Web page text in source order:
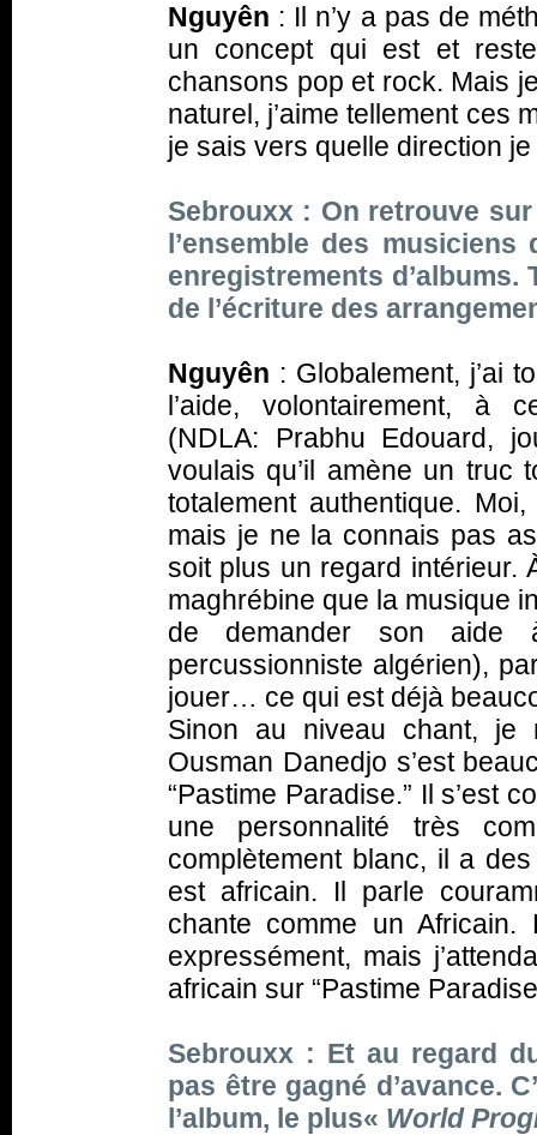
Nguyên : Il n’y a pas de
un concept qui est et
chansons pop et rock. Mais
naturel, j’aime tellement ces
je sais vers quelle direction
Sebrouxx : On retrouve
l’ensemble des
enregistrements d’albums.
de l’écriture des
Nguyên : Globalement, j’ai
l’aide, volontairement, à
(NDLA: Prabhu Edouard,
voulais qu’il amène un truc
totalement authentique.
mais je ne la connais pas
soit plus un regard intérieur.
maghrébine que la musique
de demander son aide
percussionniste algérien),
jouer… ce qui est déjà
Sinon au niveau chant,
Ousman Danedjo s’est
“Pastime Paradise.” Il s’est
une personnalité très
complètement blanc, il a
est africain. Il parle
chante comme un
expressément, mais
africain sur “Pastime
Sebrouxx : Et au regard
pas être gagné d’avance.
l’album, le plus« World